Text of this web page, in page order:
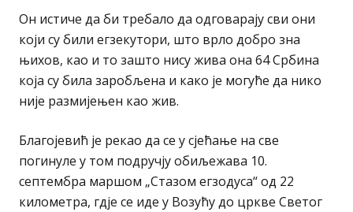
Он истиче да би требало да одговарају сви они
који су били егзекутори, што врло добро зна
њихов, као и то зашто нису жива она 64 Србина
која су била заробљена и како је могуће да нико
није размијењен као жив.
Благојевић је рекао да се у сјећање на све
погинуле у том подручју обиљежава 10.
септембра маршом „Стазом егзодуса“ од 22
километра, гдје се иде у Возућу до цркве Светог